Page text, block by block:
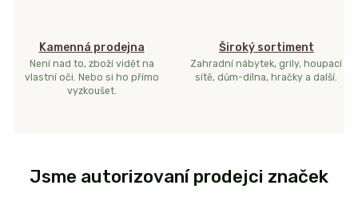
Kamenná prodejna
Není nad to, zboží vidět na
vlastní oči. Nebo si ho přímo
vyzkoušet.
Široký sortiment
Zahradní nábytek, grily, houpací
sítě, dům-dílna, hračky a další.
Jsme autorizovaní prodejci značek